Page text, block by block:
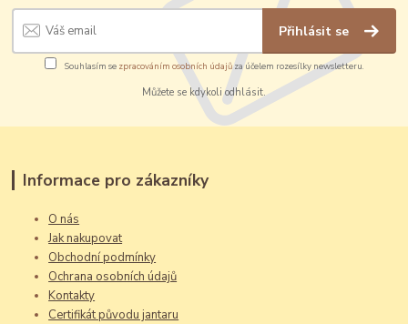
Přihlásit se
Souhlasím se zpracováním osobních údajůza účelem rozesílky newsletteru.
Můžete se kdykoli odhlásit.
Informace pro zákazníky
O nás
Jak nakupovat
Obchodní podmínky
Ochrana osobních údajů
Kontakty
Certifikát původu jantaru